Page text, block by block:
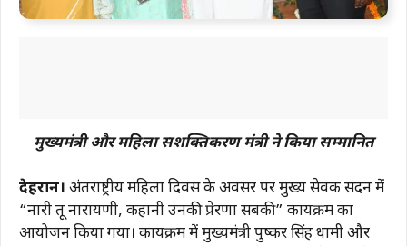
मुख्यमंत्री और महिला सशक्तिकरण मंत्री ने किया सम्मानित
देहरादून। अंतर्राष्ट्रीय महिला दिवस के अवसर पर मुख्य सेवक सदन में
“नारी तू नारायणी, कहानी उनकी प्रेरणा सबकी” कार्यक्रम का
आयोजन किया गया। कार्यक्रम में मुख्यमंत्री पुष्कर सिंह धामी और